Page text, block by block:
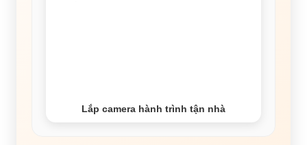
Lắp camera hành trình tận nhà